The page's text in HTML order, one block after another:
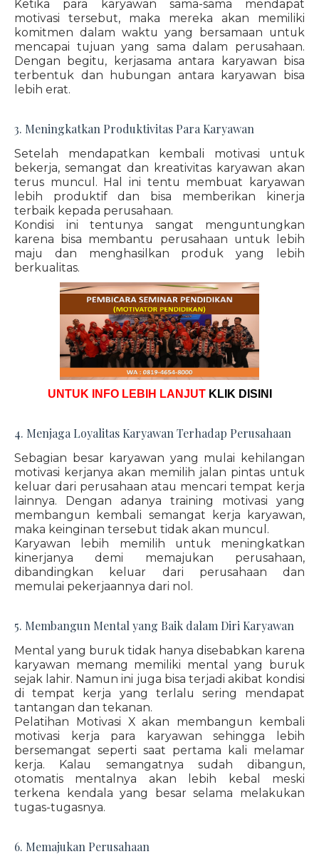
Ketika para karyawan sama-sama mendapat
motivasi tersebut, maka mereka akan memiliki
komitmen dalam waktu yang bersamaan untuk
mencapai tujuan yang sama dalam perusahaan.
Dengan begitu, kerjasama antara karyawan bisa
terbentuk dan hubungan antara karyawan bisa
lebih erat.
3. Meningkatkan Produktivitas Para Karyawan
Setelah mendapatkan kembali motivasi untuk
bekerja, semangat dan kreativitas karyawan akan
terus muncul. Hal ini tentu membuat karyawan
lebih produktif dan bisa memberikan kinerja
terbaik kepada perusahaan.
Kondisi ini tentunya sangat menguntungkan
karena bisa membantu perusahaan untuk lebih
maju dan menghasilkan produk yang lebih
berkualitas.
UNTUK INFO LEBIH LANJUT KLIK DISINI
4. Menjaga Loyalitas Karyawan Terhadap Perusahaan
Sebagian besar karyawan yang mulai kehilangan
motivasi kerjanya akan memilih jalan pintas untuk
keluar dari perusahaan atau mencari tempat kerja
lainnya. Dengan adanya training motivasi yang
membangun kembali semangat kerja karyawan,
maka keinginan tersebut tidak akan muncul.
Karyawan lebih memilih untuk meningkatkan
kinerjanya demi memajukan perusahaan,
dibandingkan keluar dari perusahaan dan
memulai pekerjaannya dari nol.
5. Membangun Mental yang Baik dalam Diri Karyawan
Mental yang buruk tidak hanya disebabkan karena
karyawan memang memiliki mental yang buruk
sejak lahir. Namun ini juga bisa terjadi akibat kondisi
di tempat kerja yang terlalu sering mendapat
tantangan dan tekanan.
Pelatihan Motivasi X akan membangun kembali
motivasi kerja para karyawan sehingga lebih
bersemangat seperti saat pertama kali melamar
kerja. Kalau semangatnya sudah dibangun,
otomatis mentalnya akan lebih kebal meski
terkena kendala yang besar selama melakukan
tugas-tugasnya.
6. Memajukan Perusahaan